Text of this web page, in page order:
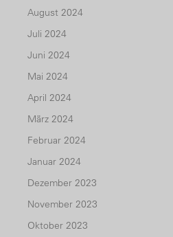
August 2024
Juli 2024
Juni 2024
Mai 2024
April 2024
März 2024
Februar 2024
Januar 2024
Dezember 2023
November 2023
Oktober 2023